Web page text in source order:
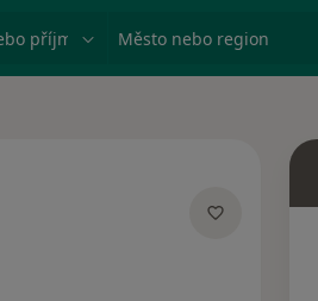
příjmení Město nebo region